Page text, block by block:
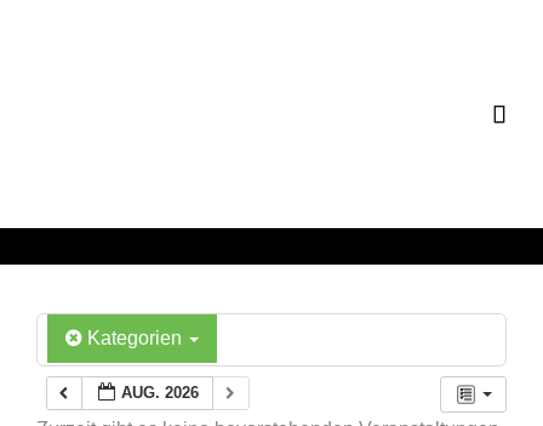

Kategorien
AUG. 2026